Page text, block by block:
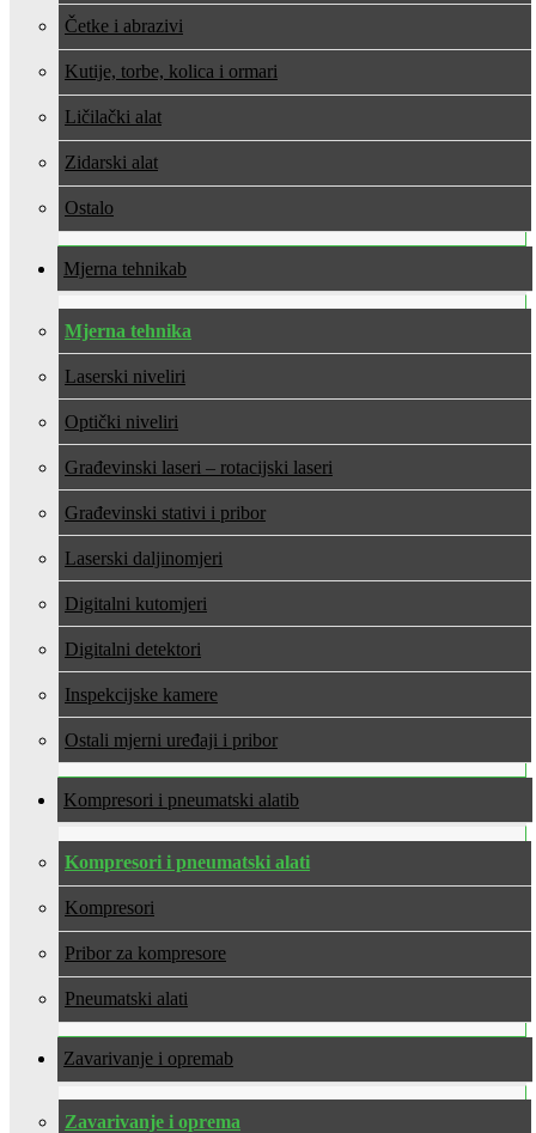
Četke i abrazivi
Kutije, torbe, kolica i ormari
Ličilački alat
Zidarski alat
Ostalo
Mjerna tehnika
Mjerna tehnika
Laserski niveliri
Optički niveliri
Građevinski laseri – rotacijski laseri
Građevinski stativi i pribor
Laserski daljinomjeri
Digitalni kutomjeri
Digitalni detektori
Inspekcijske kamere
Ostali mjerni uređaji i pribor
Kompresori i pneumatski alati
Kompresori i pneumatski alati
Kompresori
Pribor za kompresore
Pneumatski alati
Zavarivanje i oprema
Zavarivanje i oprema